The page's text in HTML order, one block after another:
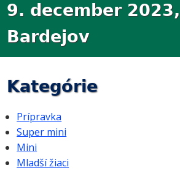
9. december 2023,
Bardejov
Kategórie
Prípravka
Super mini
Mini
Mladší žiaci